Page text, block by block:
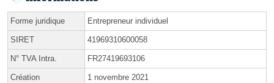
Forme juridique Entrepreneur individuel
SIRET 41969310600058
N° TVA Intra. FR27419693106
Création 1 novembre 2021